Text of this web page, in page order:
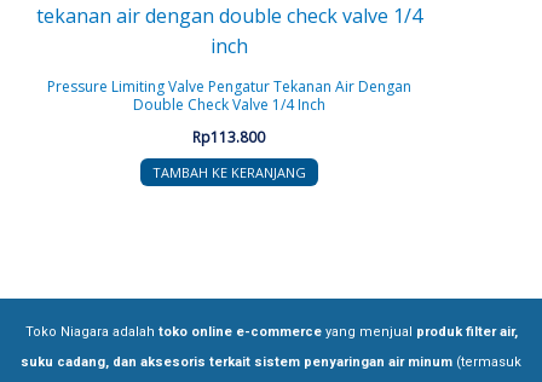
Pressure Limiting Valve Pengatur Tekanan Air Dengan
Double Check Valve 1/4 Inch
Rp113.800
TAMBAH KE KERANJANG
Toko Niagara adalah toko online e-commerceyang menjual produk filter air,
suku cadang, dan aksesoris terkait sistem penyaringan air minum (termasuk